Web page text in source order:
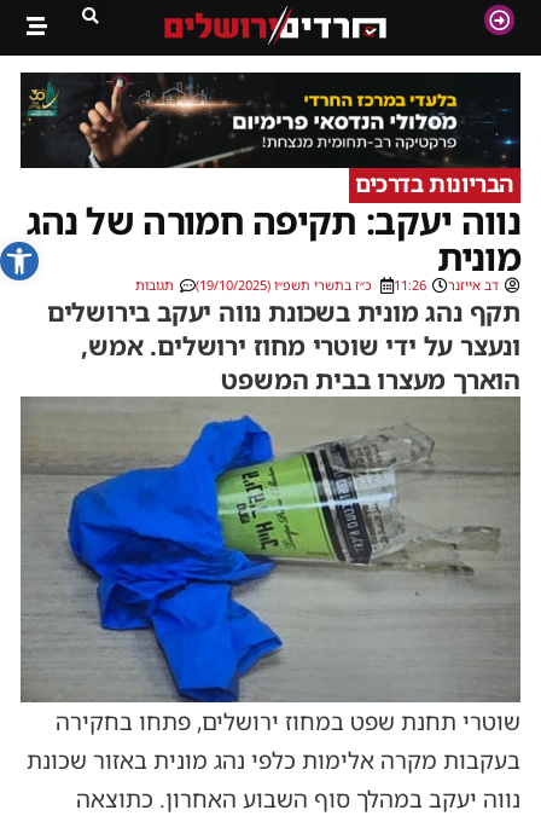
פתח
הבריונות בדרכים
נווה יעקב: תקיפה חמורה של נהג
מונית
דב אייזנר 11:26 כ״ז בתשרי תשפ״ו (19/10/2025) תגובות
תקף נהג מונית בשכונת נווה יעקב בירושלים
ונעצר על ידי שוטרי מחוז ירושלים. אמש,
הוארך מעצרו בבית המשפט
שוטרי תחנת שפט במחוז ירושלים, פתחו בחקירה
בעקבות מקרה אלימות כלפי נהג מונית באזור שכונת
נווה יעקב במהלך סוף השבוע האחרון. כתוצאה